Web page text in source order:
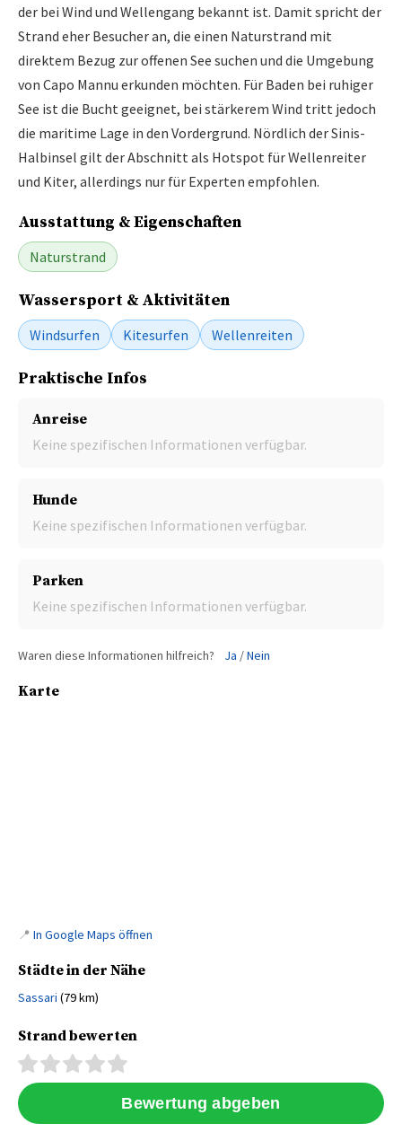
der bei Wind und Wellengang bekannt ist. Damit spricht der
Strand eher Besucher an, die einen Naturstrand mit
direktem Bezug zur offenen See suchen und die Umgebung
von Capo Mannu erkunden möchten. Für Baden bei ruhiger
See ist die Bucht geeignet, bei stärkerem Wind tritt jedoch
die maritime Lage in den Vordergrund. Nördlich der Sinis-
Halbinsel gilt der Abschnitt als Hotspot für Wellenreiter
und Kiter, allerdings nur für Experten empfohlen.
Ausstattung & Eigenschaften
Naturstrand
Wassersport & Aktivitäten
Windsurfen Kitesurfen Wellenreiten
Praktische Infos
Anreise
Keine spezifischen Informationen verfügbar.
Hunde
Keine spezifischen Informationen verfügbar.
Parken
Keine spezifischen Informationen verfügbar.
Waren diese Informationen hilfreich? Ja /Nein
Karte
📍 In Google Maps öffnen
Städte in der Nähe
Sassari (79 km)
Strand bewerten